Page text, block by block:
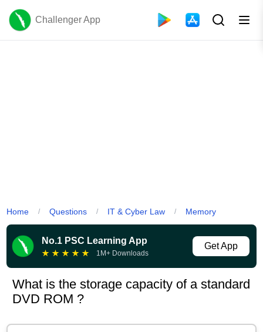
Challenger App
Home / Questions / IT & Cyber Law / Memory
No.1 PSC Learning App
★ ★ ★ ★ ★ 1M+ Downloads
Get App
What is the storage capacity of a standard
DVD ROM ?